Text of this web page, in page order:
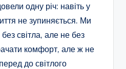
одну річ: навіть у
не зупиняється. Ми
світла, але не без
комфорт, але ж не
до світлого